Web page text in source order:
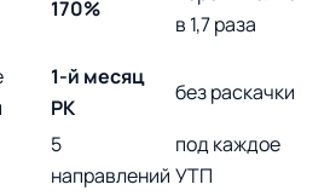
170%
в 1,7 раза
1-й месяц
РК
без раскачки
5
направлений
под каждое
УТП